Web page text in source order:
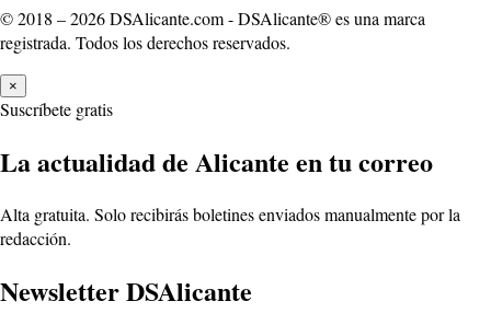
© 2018 – 2026 DSAlicante.com - DSAlicante® es una marca
registrada. Todos los derechos reservados.
×
Suscríbete gratis
La actualidad de Alicante en tu correo
Alta gratuita. Solo recibirás boletines enviados manualmente por la
redacción.
Newsletter DSAlicante